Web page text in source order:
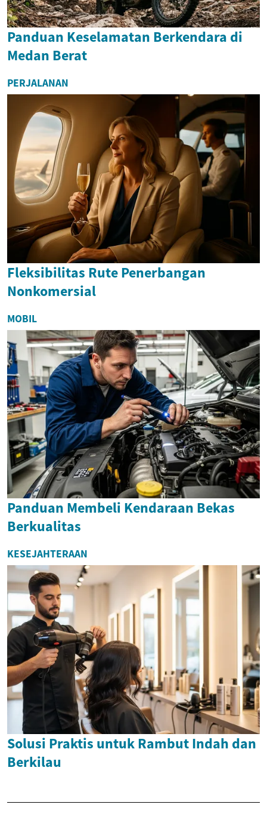
Panduan Keselamatan Berkendara di
Medan Berat
PERJALANAN
Fleksibilitas Rute Penerbangan
Nonkomersial
MOBIL
Panduan Membeli Kendaraan Bekas
Berkualitas
KESEJAHTERAAN
Solusi Praktis untuk Rambut Indah dan
Berkilau